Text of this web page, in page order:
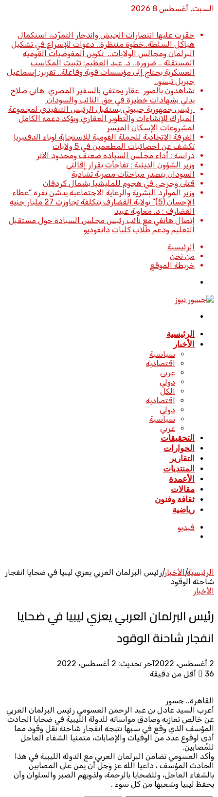
السبت, أغسطس 8 2026
حفّزت عليها انتصارات الجيش واندحار التمرّد،، استكمال
هياكل السلطة..خطوة منتظرة.. دعوات للإسراع في تشكيل
البرلمان ومجالس الولايات.. تكوين المفوضيات القومية
المستقلة .. ضرورة.. د. عبد العظيم: تثبيت المكاسب
العسكرية يحتاج إلى مؤسسات قوية وفاعلة.. تقرير: إسماعيل
جبريل تيسو..
تشاهدون بالصور عقار يحتفي بالسفير المصري هاني صلاح
يدلي بشهادات خطيرة في حق النائب والسودان
رئيس جمهورية جيبوتي يستقبل الرئيس التنفيذي لمجموعة
المبارك للإنشاءات والتطوير العقاري ويؤكد دعمه الكامل
لمشروعات الإسكان الميسر
الغرفة الاتحادية للحملة القومية للاستجابة لوباء الدفتيريا
تكشف عن احصائيات المطعمين في 5 ولايات
دراسة : أداء مجلس السيادة ضعيف ومحدود الأثر
وزير الشؤون الدينية : تفاجأت بقرار إقالتي
السودان يتصدر مباحثات مصرية تشادية
قتلى وجرحى في هجوم للمليشيا بشمال كردفان
وزير الموارد البشرية والرعاية الاجتماعية يدشن نفرة “عطاء
الإحسان (5)” بولاية القضارف بتكلفة تجاوزت 27 مليار جنيه
القضارف : د. معاوية عبيد
إتصال هاتفي مع نائب رئيس مجلس السيادة حول مستقبل
التعليم ودعم طلاب كليات دانفوديو
الرئيسية
من نحن
خريطة الموقع
الرئيسية
الأخبار
سياسية
اقتصادية
عربي
دولي
الكل
اقتصادية
دولي
سياسية
عربي
التحقيقات
الحوارات
التقارير
المنتديات
الأعمدة
مقالات
ثقافة وفنون
رياضية
فيديو
الرئيسية|الأخبار|رئيس البرلمان العربي يعزي ليبيا في ضحايا انفجار
شاحنة الوقود
الأخبار
رئيس البرلمان العربي يعزي ليبيا في ضحايا
انفجار شاحنة الوقود
2 أغسطس، 2022
آخر تحديث: 2 أغسطس، 2022
36
أقل من دقيقة
القاهرة.. جسور
أعرب السيد عادل بن عبد الرحمن العسومي رئيس البرلمان العربي
عن خالص تعازيه وصادق مواساته للدولة الليبية في ضحايا الحادث
المؤسف الذي وقع في سبها نتيجة انفجار شاحنة نقل وقود مما
أدى لوقوع عدد من الوفيات والإصابات، متمنيا الشفاء العاجل
للمُصابين.
وأكد العسومي تضامن البرلمان العربي مع الدولة الليبية في هذا
الحادث المؤسف ، داعيا الله عز وجل أن يمن على المصابين
بالشفاء العاجل، وللضحايا بالرحمة، ولذويهم الصبر والسلوان وأن
يحفظ ليبيا وشعبها من كل سوء .